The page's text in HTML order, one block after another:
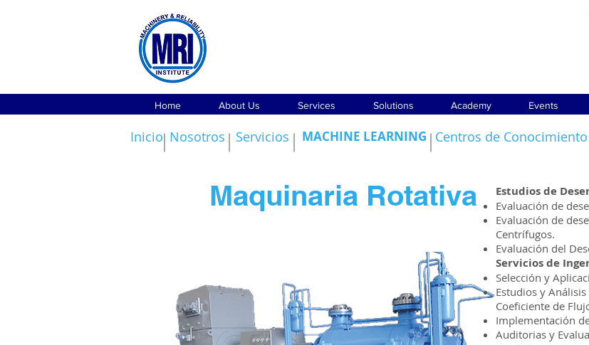
Home About Us Services Solutions Academy Events
Inicio Nosotros Servicios Centros de Conocimiento
MACHINE LEARNING
Maquinaria Rotativa Estudios de
Evaluación de
Evaluación de
Centrífugos.
Evaluación del
Servicios de
Selección y
Estudios y
Coeficiente de
Implementación
Auditorias y